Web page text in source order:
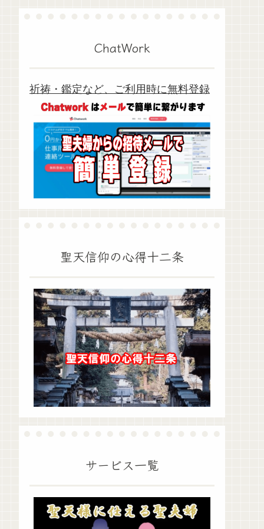
ChatWork
祈祷・鑑定など、ご利用時に無料登録
聖天信仰の心得十二条
サービス一覧